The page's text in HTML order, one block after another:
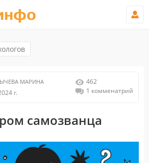
МАРИНА
г.
462
1 комменатрий
самозванца